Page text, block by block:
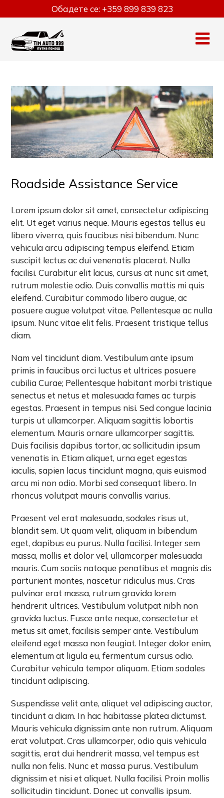
to
content
Обадете се: +359 899 839 823
Roadside Assistance Service
Lorem ipsum dolor sit amet, consectetur adipiscing
elit. Ut eget varius neque. Mauris egestas tellus eu
libero viverra, quis faucibus nisi bibendum. Nunc
vehicula arcu adipiscing tempus eleifend. Etiam
suscipit lectus ac dui venenatis placerat. Nulla
facilisi. Curabitur elit lacus, cursus at nunc sit amet,
rutrum molestie odio. Duis convallis mattis mi quis
eleifend. Curabitur commodo libero augue, ac
posuere augue volutpat vitae. Pellentesque ac nulla
ipsum. Nunc vitae elit felis. Praesent tristique tellus
diam.
Nam vel tincidunt diam. Vestibulum ante ipsum
primis in faucibus orci luctus et ultrices posuere
cubilia Curae; Pellentesque habitant morbi tristique
senectus et netus et malesuada fames ac turpis
egestas. Praesent in tempus nisi. Sed congue lacinia
turpis ut ullamcorper. Aliquam sagittis lobortis
elementum. Mauris ornare ullamcorper sagittis.
Duis facilisis dapibus tortor, ac sollicitudin ipsum
venenatis in. Etiam aliquet, urna eget egestas
iaculis, sapien lacus tincidunt magna, quis euismod
arcu mi non odio. Morbi sed consequat libero. In
rhoncus volutpat mauris convallis varius.
Praesent vel erat malesuada, sodales risus ut,
blandit sem. Ut quam velit, aliquam in bibendum
eget, dapibus eu purus. Nulla facilisi. Integer sem
massa, mollis et dolor vel, ullamcorper malesuada
mauris. Cum sociis natoque penatibus et magnis dis
parturient montes, nascetur ridiculus mus. Cras
pulvinar erat massa, rutrum gravida lorem
hendrerit ultrices. Vestibulum volutpat nibh non
gravida luctus. Fusce ante neque, consectetur et
metus sit amet, facilisis semper ante. Vestibulum
eleifend eget massa non feugiat. Integer dolor enim,
elementum at ligula eu, fermentum cursus odio.
Curabitur vehicula tempor aliquam. Etiam sodales
tincidunt adipiscing.
Suspendisse velit ante, aliquet vel adipiscing auctor,
tincidunt a diam. In hac habitasse platea dictumst.
Mauris vehicula dignissim ante non rutrum. Aliquam
erat volutpat. Cras ullamcorper, odio quis vehicula
sagittis, erat dui hendrerit massa, vel tempus est
nulla non felis. Nunc et massa purus. Vestibulum
dignissim et nisi et aliquet. Nulla facilisi. Proin mollis
sollicitudin tincidunt. Donec ut convallis ipsum.